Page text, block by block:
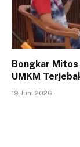
Bongkar
UMKM
19 Juni 2026